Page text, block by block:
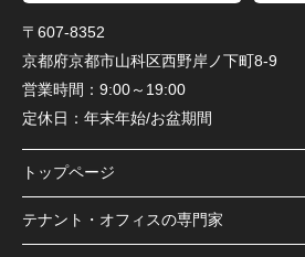
〒607-8352
京都府京都市山科区西野岸ノ下町8-9
営業時間： 9:00～19:00
定休日： 年末年始/お盆期間
トップページ
テナント・オフィスの専門家